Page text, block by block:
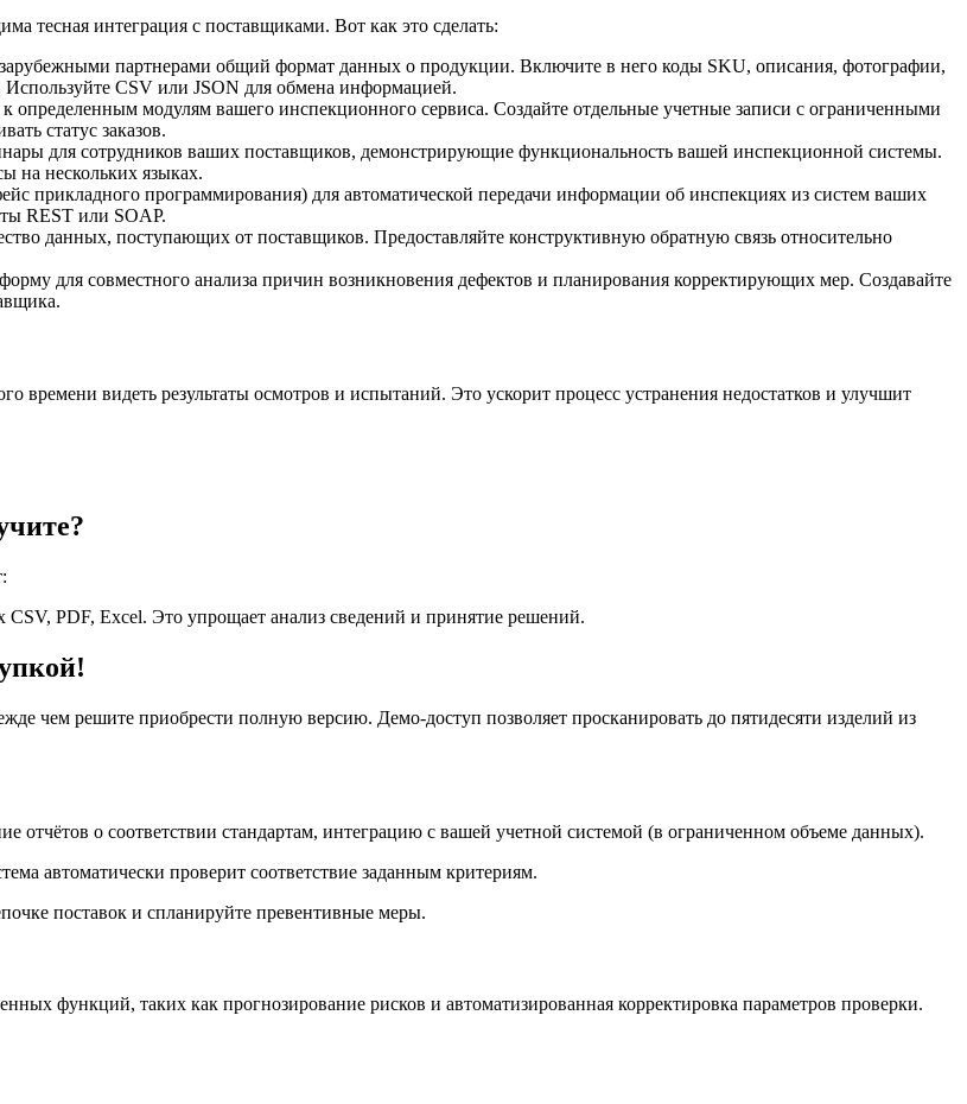
тесная интеграция с поставщиками. Вот как это сделать:
партнерами общий формат данных о продукции. Включите в него коды SKU, описания, фотографии,
CSV или JSON для обмена информацией.
определенным модулям вашего инспекционного сервиса. Создайте отдельные учетные записи с ограниченными
статус заказов.
для сотрудников ваших поставщиков, демонстрирующие функциональность вашей инспекционной системы.
на нескольких языках.
прикладного программирования) для автоматической передачи информации об инспекциях из систем ваших
REST или SOAP.
данных, поступающих от поставщиков. Предоставляйте конструктивную обратную связь относительно
для совместного анализа причин возникновения дефектов и планирования корректирующих мер. Создавайте
видеть результаты осмотров и испытаний. Это ускорит процесс устранения недостатков и улучшит
PDF, Excel. Это упрощает анализ сведений и принятие решений.
чем решите приобрести полную версию. Демо-доступ позволяет просканировать до пятидесяти изделий из
отчётов о соответствии стандартам, интеграцию с вашей учетной системой (в ограниченном объеме данных).
автоматически проверит соответствие заданным критериям.
поставок и спланируйте превентивные меры.
функций, таких как прогнозирование рисков и автоматизированная корректировка параметров проверки.